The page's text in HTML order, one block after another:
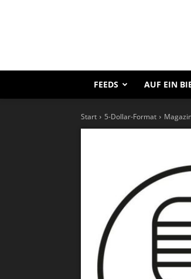
FEEDS AUF EIN
Start 5-Dollar-Format